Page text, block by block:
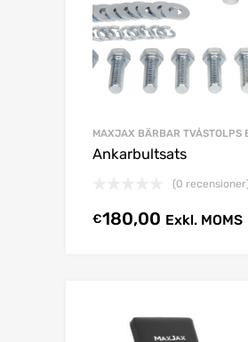
MAXJAX BÄRBAR TVÅSTOLPS
Ankarbultsats
(0
€180,00 Exkl. MOMS